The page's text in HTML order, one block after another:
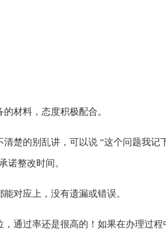
材料，态度积极配合。
楚的别乱讲，可以说 “这个问题我记
诺整改时间。
对应上，没有遗漏或错误。
通过率还是很高的！如果在办理过程